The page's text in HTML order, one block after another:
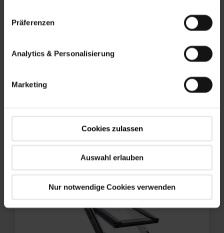
Präferenzen
Analytics & Personalisierung
Marketing
Cookies zulassen
Auswahl erlauben
Nur notwendige Cookies verwenden
SCHWINGFENSTER Q4